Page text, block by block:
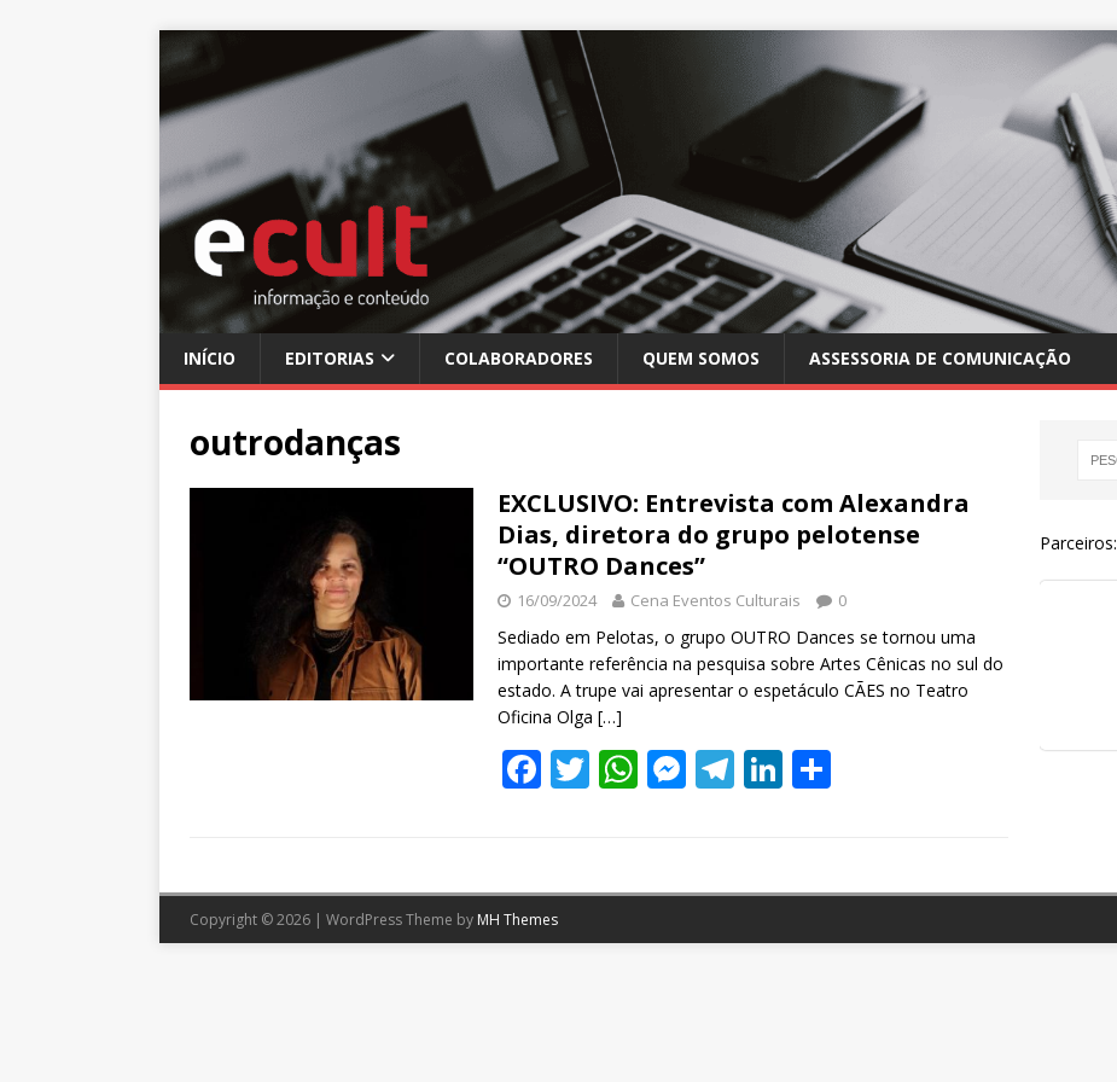
INÍCIO EDITORIAS COLABORADORES QUEM SOMOS ASSESSORIA DE COMUNICAÇÃO
outrodanças
EXCLUSIVO: Entrevista com Alexandra
Dias, diretora do grupo pelotense
“OUTRO Dances”
16/09/2024 Cena Eventos Culturais 0
Sediado em Pelotas, o grupo OUTRO Dances se tornou uma
importante referência na pesquisa sobre Artes Cênicas no sul do
estado. A trupe vai apresentar o espetáculo CÃES no Teatro
Oficina Olga […]
F
ac
b
o
o
T
w
er
W
h
s
p
M
e
e
g
T
el
gr
m
Li
n
e
n
e
Parceiros:
Copyright © 2026 | WordPress Theme by MH Themes